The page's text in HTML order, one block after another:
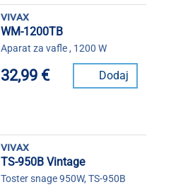
vivax
WM-1200TB
Aparat za vafle , 1200 W
32,99 € Dodaj
vivax
TS-950B Vintage
Toster snage 950W, TS-950B